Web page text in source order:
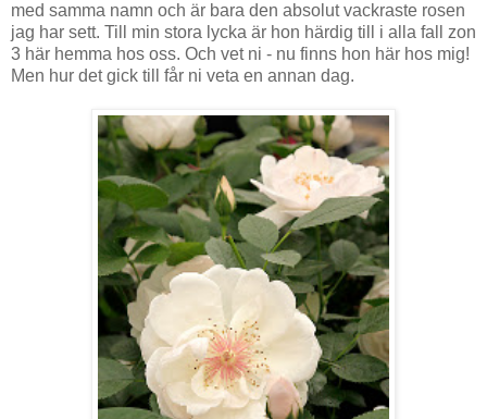
med samma namn och är bara den absolut vackraste rosen
jag har sett. Till min stora lycka är hon härdig till i alla fall zon
3 här hemma hos oss. Och vet ni - nu finns hon här hos mig!
Men hur det gick till får ni veta en annan dag.